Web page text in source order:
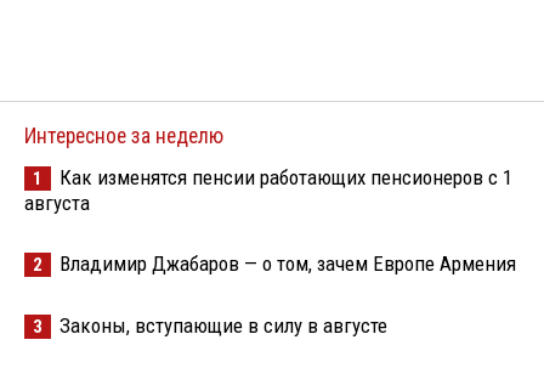
Интересное за неделю
1
Как изменятся пенсии работающих пенсионеров с 1
августа
2 Владимир Джабаров — о том, зачем Европе Армения
3 Законы, вступающие в силу в августе